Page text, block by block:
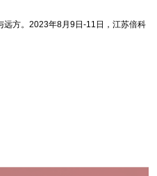
远方。2023年8月9日-11日，江苏倍科